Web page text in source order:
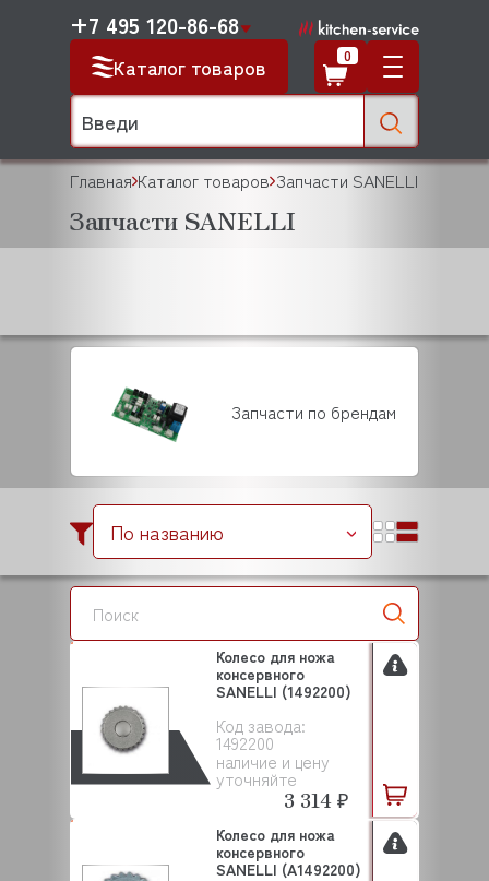
Каталог товаров
+7 495 120-86-68
0
Главная Каталог товаров Запчасти SANELLI
Запчасти SANELLI
Запчасти по брендам
По названию
Код завода:
1492200
наличие и цену
уточняйте
Колесо для ножа
консервного
SANELLI (1492200)
3 314 ₽
Колесо для ножа
консервного
SANELLI (A1492200)